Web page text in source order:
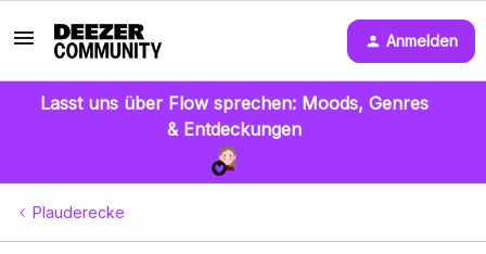
Anmelden
Lasst uns über Flow sprechen: Moods, Genres
& Entdeckungen
Plauderecke